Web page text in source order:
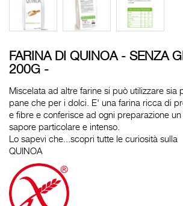
FARINA DI QUINOA - SENZA
200G -
Miscelata ad altre farine si può utilizzare sia
pane che per i dolci. E' una farina ricca di
e fibre e conferisce ad ogni preparazione un
sapore particolare e intenso.
Lo sapevi che...scopri tutte le curiosità sulla
QUINOA